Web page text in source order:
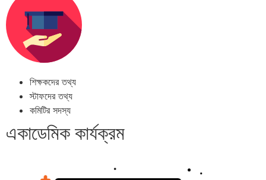
শিক্ষকদের তথ্য
স্টাফদের তথ্য
কমিটির সদস্য
একাডেমিক কার্যক্রম